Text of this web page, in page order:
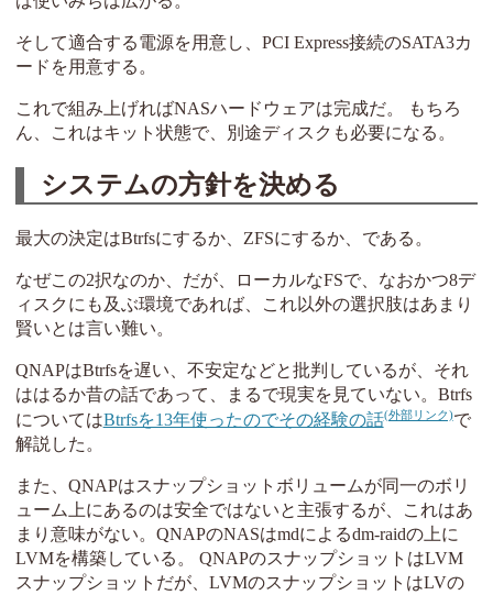
そして適合する電源を用意し、PCI Express接続のSATA3カ
ードを用意する。
これで組み上げればNASハードウェアは完成だ。 もちろ
ん、これはキット状態で、別途ディスクも必要になる。
システムの方針を決める
最大の決定はBtrfsにするか、ZFSにするか、である。
なぜこの2択なのか、だが、ローカルなFSで、なおかつ8デ
ィスクにも及ぶ環境であれば、これ以外の選択肢はあまり
賢いとは言い難い。
QNAPはBtrfsを遅い、不安定などと批判しているが、それ
ははるか昔の話であって、まるで現実を見ていない。Btrfs
についてはBtrfsを13年使ったのでその経験の話
で
解説した。
また、QNAPはスナップショットボリュームが同一のボリ
ューム上にあるのは安全ではないと主張するが、これはあ
まり意味がない。QNAPのNASはmdによるdm-raidの上に
LVMを構築している。 QNAPのスナップショットはLVM
スナップショットだが、LVMのスナップショットはLVの